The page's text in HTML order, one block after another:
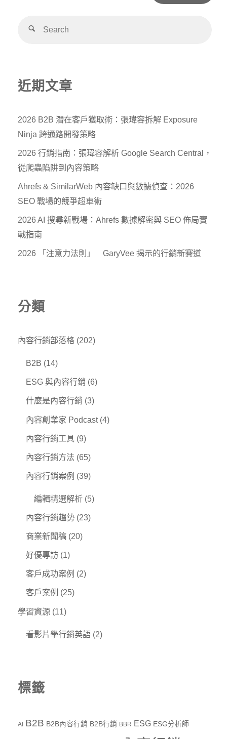
近期文章
2026 B2B 潛在客戶獲取術：張瑋容拆解 Exposure
Ninja 跨通路開發策略
2026 行銷指南：張瑋容解析 Google Search Central，
從爬蟲陷阱到內容策略
Ahrefs & SimilarWeb 內容缺口與數據偵查：2026
SEO 戰場的競爭超車術
2026 AI 搜尋新戰場：Ahrefs 數據解密與 SEO 佈局實
戰指南
2026 「注意力法則」 GaryVee 揭示的行銷新賽道
分類
內容行銷部落格 (202)
B2B (14)
ESG 與內容行銷 (6)
什麼是內容行銷 (3)
內容創業家 Podcast(4)
內容行銷工具 (9)
內容行銷方法 (65)
內容行銷案例 (39)
編輯精選解析 (5)
內容行銷趨勢 (23)
商業新聞稿 (20)
好優專訪 (1)
客戶成功案例 (2)
客戶案例 (25)
學習資源 (11)
看影片學行銷英語 (2)
標籤
AI B2B B2B內容行銷 B2B行銷 BBR ESG ESG分析師